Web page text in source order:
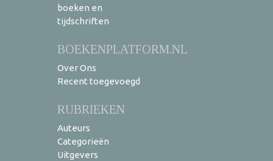
boeken en
tijdschriften
BOEKENPLATFORM.NL
Over Ons
Recent toegevoegd
RUBRIEKEN
Auteurs
Categorieën
Uitgevers